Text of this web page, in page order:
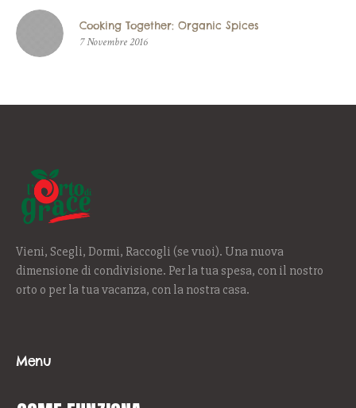
Cooking Together: Organic Spices
7 Novembre 2016
Vieni, Scegli, Dormi, Raccogli (se vuoi). Una nuova
dimensione di condivisione. Per la tua spesa, con il nostro
orto o per la tua vacanza, con la nostra casa.
Menu